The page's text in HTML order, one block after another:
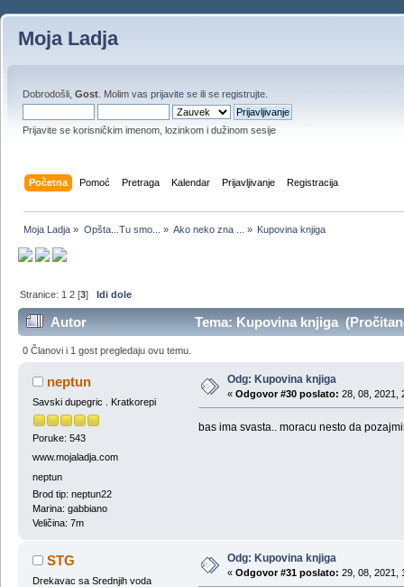
Moja Ladja
Dobrodošli, Gost . Molim vas prijavite se ili se registrujte
Prijavite se korisničkim imenom, lozinkom i dužinom sesije
Početna Pomoć Pretraga Kalendar Prijavljivanje Registracija
Moja Ladja » Opšta...Tu smo... » Ako neko zna ... » Kupovina knjiga
Stranice: 1 2 [3]Idi dole
Autor Tema: Kupovina knjiga
0 Članovi i 1 gost pregledaju ovu temu.
neptun
Savski dupegric . Kratkorepi
Poruke: 543
www.mojaladja.com
neptun
Brod tip: neptun22
Marina: gabbiano
Veličina: 7m
Odg: Kupovina knjiga
« Odgovor #30 poslato: 28, 08, 2021,
bas ima svasta.. moracu nesto da
STG
Drekavac sa Srednjih voda
Odg: Kupovina knjiga
« Odgovor #31 poslato: 29, 08, 2021,